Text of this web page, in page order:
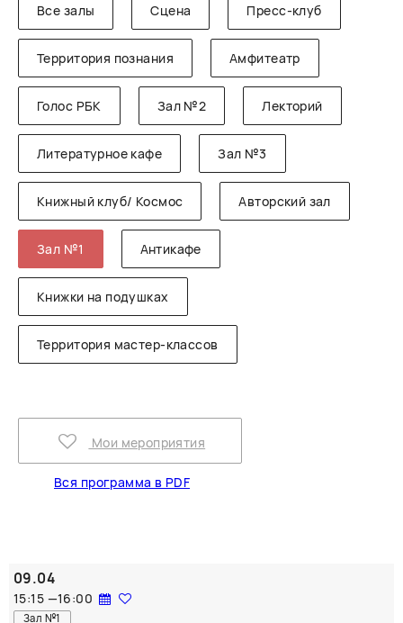
Все залы Сцена Пресс-клуб
Территория познания Амфитеатр
Голос РБК Зал №2 Лекторий
Литературное кафе Зал №3
Книжный клуб/ Космос Авторский зал
Зал №1 Антикафе
Книжки на подушках
Территория мастер-классов
Мои мероприятия
Вся программа в PDF
09.04
15:15 —16:00
Зал №1